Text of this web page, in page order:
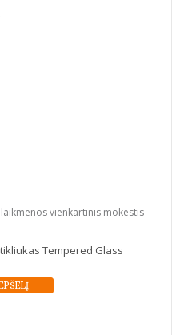
vienkartinis mokestis
Tempered Glass